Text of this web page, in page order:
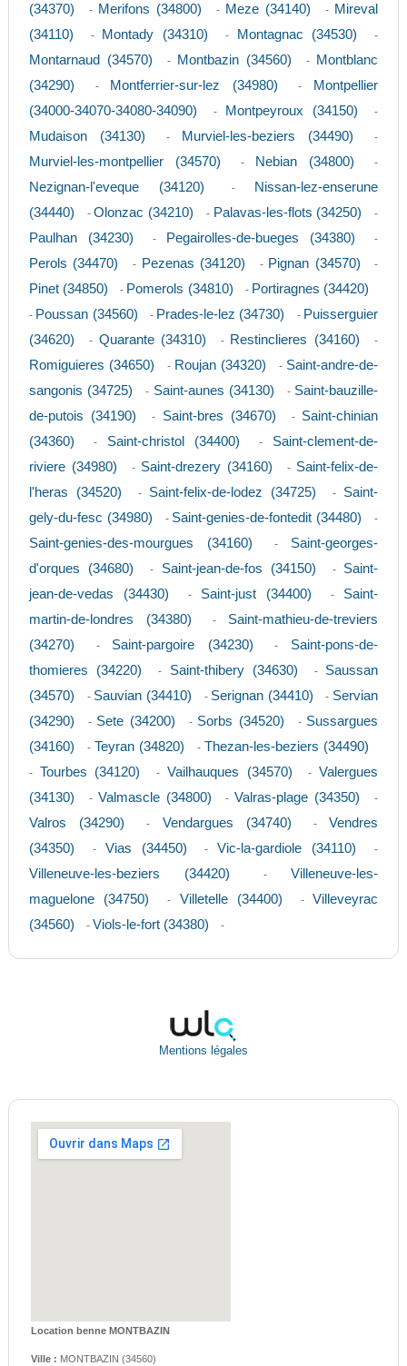
(34370)
- Merifons (34800) - Meze (34140) - Mireval
(34110)
- Montady (34310) - Montagnac (34530) -
Montarnaud (34570) - Montbazin (34560) -
Montblanc
(34290)
- Montferrier-sur-lez (34980) -
Montpellier
(34000-34070-34080-34090)
- Montpeyroux (34150) -
Mudaison (34130) - Murviel-les-beziers (34490) -
Murviel-les-montpellier (34570) - Nebian (34800) -
Nezignan-l'eveque (34120) -
Nissan-lez-enserune
(34440)
-Olonzac (34210) - Palavas-les-flots (34250) -
Paulhan (34230) - Pegairolles-de-bueges (34380) -
Perols (34470) - Pezenas (34120) - Pignan (34570) -
Pinet (34850) - Pomerols (34810) - Portiragnes (34420)
- Poussan (34560) - Prades-le-lez (34730) - Puisserguier
(34620)
- Quarante (34310) - Restinclieres (34160) -
Romiguieres (34650) - Roujan (34320) - Saint-andre-de-
sangonis (34725)
- Saint-aunes (34130) - Saint-bauzille-
de-putois (34190)
- Saint-bres (34670) - Saint-chinian
(34360)
- Saint-christol (34400) - Saint-clement-de-
riviere (34980)
- Saint-drezery (34160) - Saint-felix-de-
l'heras (34520)
- Saint-felix-de-lodez (34725) - Saint-
gely-du-fesc (34980)
- Saint-genies-de-fontedit (34480) -
Saint-genies-des-mourgues (34160) - Saint-georges-
d'orques (34680)
- Saint-jean-de-fos (34150) - Saint-
jean-de-vedas (34430)
- Saint-just (34400) - Saint-
martin-de-londres (34380)
- Saint-mathieu-de-treviers
(34270)
- Saint-pargoire (34230) - Saint-pons-de-
thomieres (34220)
- Saint-thibery (34630) - Saussan
(34570)
- Sauvian (34410) - Serignan (34410) - Servian
(34290)
- Sete (34200) - Sorbs (34520) - Sussargues
(34160)
- Teyran (34820) - Thezan-les-beziers (34490)
- Tourbes (34120) - Vailhauques (34570) - Valergues
(34130)
- Valmascle (34800) - Valras-plage (34350) -
Valros (34290) - Vendargues (34740) - Vendres
(34350)
- Vias (34450) - Vic-la-gardiole (34110) -
Villeneuve-les-beziers (34420) - Villeneuve-les-
maguelone (34750)
- Villetelle (34400) - Villeveyrac
(34560)
- Viols-le-fort (34380) -
Mentions légales
Location benne MONTBAZIN
Ville : MONTBAZIN (34560)